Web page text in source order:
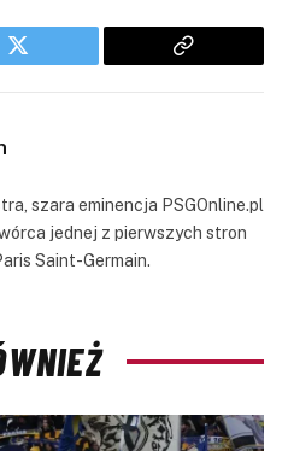
Twitter
Copy
szara eminencja PSGOnline.pl
jednej z pierwszych stron
Saint-Germain.